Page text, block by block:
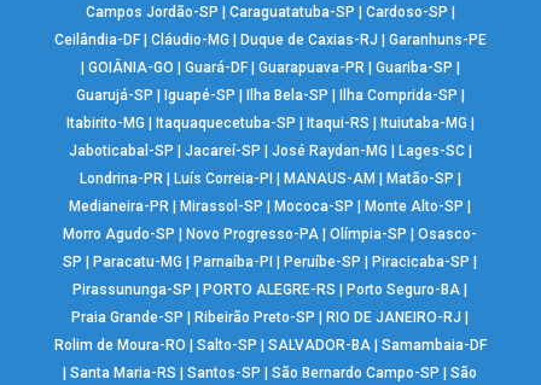
Campos Jordão-SP
Caraguatatuba-SP Cardoso-SP
Ceilândia-DF| Cláudio-MG Duque de Caxias-RJ
Garanhuns-PE
GOIÂNIA-GO Guará-DF| Guarapuava-PR| Guariba-SP
Guarujá-SP
Iguapé-SP Ilha Bela-SP Ilha Comprida-SP
Itabirito-MG
Itaquaquecetuba-SP Itaqui-RS Ituiutaba-MG
Jaboticabal-SP
Jacareí-SP José Raydan-MG Lages-SC|
Londrina-PR| Luís Correia-PI MANAUS-AM Matão-SP
Medianeira-PR
Mirassol-SP Mococa-SP Monte Alto-SP
Morro Agudo-SP
Novo Progresso-PA |Olímpia-SP |Osasco-
SP
Paracatu-MG Parnaíba-PI Peruíbe-SP Piracicaba-SP
Pirassununga-SP
PORTO ALEGRE-RS Porto Seguro-BA
Praia Grande-SP
Ribeirão Preto-SP RIO DE JANEIRO-RJ
Rolim de Moura-RO
Salto-SP SALVADOR-BA| Samambaia-DF
|Santa Maria-RS |Santos-SP |São Bernardo Campo-SP |São